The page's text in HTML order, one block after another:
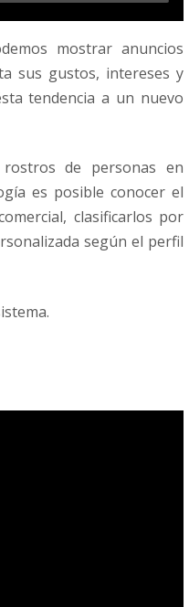
mostrar anuncios
sus gustos, intereses y
tendencia a un nuevo
de personas en
es posible conocer el
clasificarlos por
según el perfil